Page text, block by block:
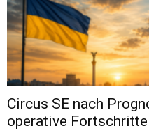
Circus SE nach
operative Fortschritte